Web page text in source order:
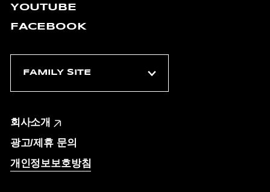
YOUTUBE
FACEBOOK
회사소개
광고/제휴 문의
개인정보보호방침